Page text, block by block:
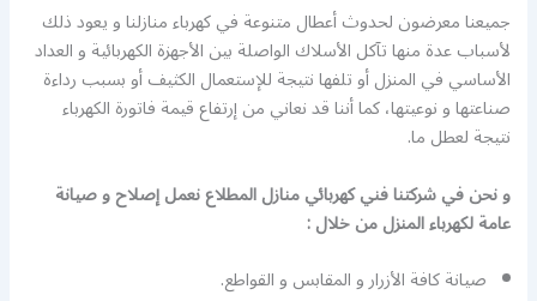
جميعنا معرضون لحدوث أعطال متنوعة في كهرباء منازلنا و يعود ذلك
لأسباب عدة منها تآكل الأسلاك الواصلة بين الأجهزة الكهربائية و العداد
الأساسي في المنزل أو تلفها نتيجة للإستعمال الكثيف أو بسبب رداءة
صناعتها و نوعيتها، كما أننا قد نعاني من إرتفاع قيمة فاتورة الكهرباء
نتيجة لعطل ما.
و نحن في شركتنا فني كهربائي منازل المطلاع نعمل إصلاح و صيانة
عامة لكهرباء المنزل من خلال :
صيانة كافة الأزرار و المقابس و القواطع.